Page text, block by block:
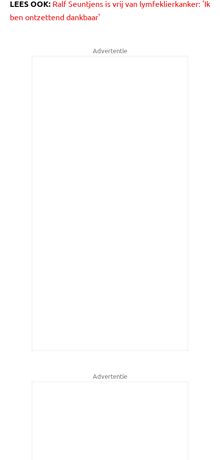
LEES OOK: Ralf Seuntjens is vrij van lymfeklierkanker: 'Ik
ben ontzettend dankbaar'
Advertentie
Advertentie